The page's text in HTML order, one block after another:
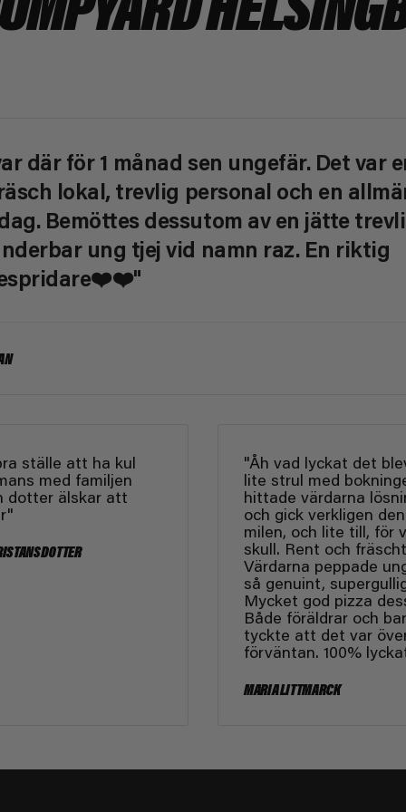
där för 1 månad sen ungefär. Det var
lokal, trevlig personal och en
Bemöttes dessutom av en jätte
ung tjej vid namn raz. En riktig
ställe att ha kul
med familjen
dotter älskar att
"Åh vad lyckat det
lite strul med
hittade värdarna
och gick verkligen
milen, och lite till, för
skull. Rent och
Värdarna peppade
så genuint,
Mycket god pizza
Både föräldrar och
tyckte att det var
förväntan. 100%
MARIA LITTMARCK